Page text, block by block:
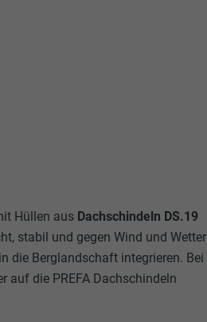
Hüllen aus Dachschindeln DS.19
stabil und gegen Wind und Wetter
die Berglandschaft integrieren. Bei
auf die PREFA Dachschindeln